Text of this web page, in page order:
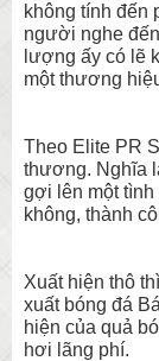
không tính đến
người nghe
lượng ấy có lẽ
một thương
Theo Elite PR
thương. Nghĩa
gợi lên một
không, thành
Xuất hiện thô
xuất bóng đá
hiện của quả
hơi lãng phí.